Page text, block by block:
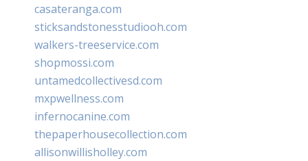
casateranga.com
sticksandstonesstudiooh.com
walkers-treeservice.com
shopmossi.com
untamedcollectivesd.com
mxpwellness.com
infernocanine.com
thepaperhousecollection.com
allisonwillisholley.com